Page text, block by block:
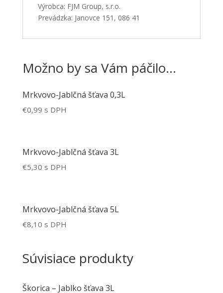
Výrobca: FJM Group, s.r.o.
Prevádzka: Janovce 151, 086 41
Možno by sa Vám páčilo…
Mrkvovo-Jablčná šťava 0,3L
€0,99 s DPH
Mrkvovo-Jablčná šťava 3L
€5,30 s DPH
Mrkvovo-Jablčná šťava 5L
€8,10 s DPH
Súvisiace produkty
Škorica – Jablko šťava 3L